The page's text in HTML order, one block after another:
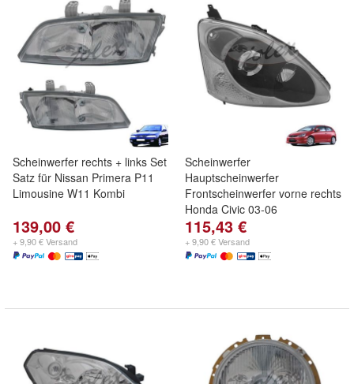
Scheinwerfer rechts + links Set
Satz für Nissan Primera P11
Limousine W11 Kombi
139,00 €
+ 9,90 € Versand
Scheinwerfer
Hauptscheinwerfer
Frontscheinwerfer vorne rechts
Honda Civic 03-06
115,43 €
+ 9,90 € Versand